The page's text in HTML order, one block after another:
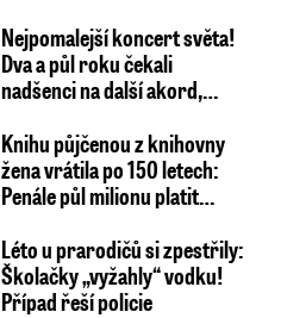
Nejpomalejší koncert světa!
Dva a půl roku čekali
nadšenci na další akord,…
Knihu půjčenou z knihovny
žena vrátila po 150 letech:
Penále půl milionu platit…
Léto u prarodičů si zpestřily:
Školačky „vyžahly“ vodku!
Případ řeší policie